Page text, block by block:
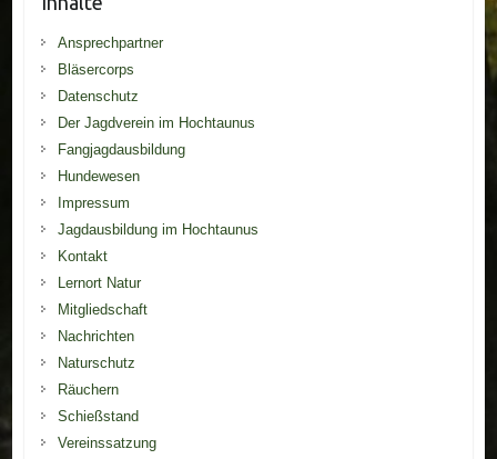
Ansprechpartner
Bläsercorps
Datenschutz
Der Jagdverein im Hochtaunus
Fangjagdausbildung
Hundewesen
Impressum
Jagdausbildung im Hochtaunus
Kontakt
Lernort Natur
Mitgliedschaft
Nachrichten
Naturschutz
Räuchern
Schießstand
Vereinssatzung